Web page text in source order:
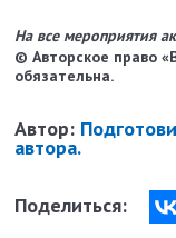
На все мероприятия
© Авторское право
обязательна.
Автор:
автора.
Поделиться: